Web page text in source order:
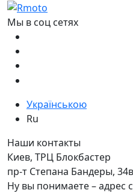
Мы в соц сетях
Українською
Ru
Наши контакты
Киев, ТРЦ Блокбастер
пр-т Степана Бандеры, 34в
Ну вы понимаете – адрес